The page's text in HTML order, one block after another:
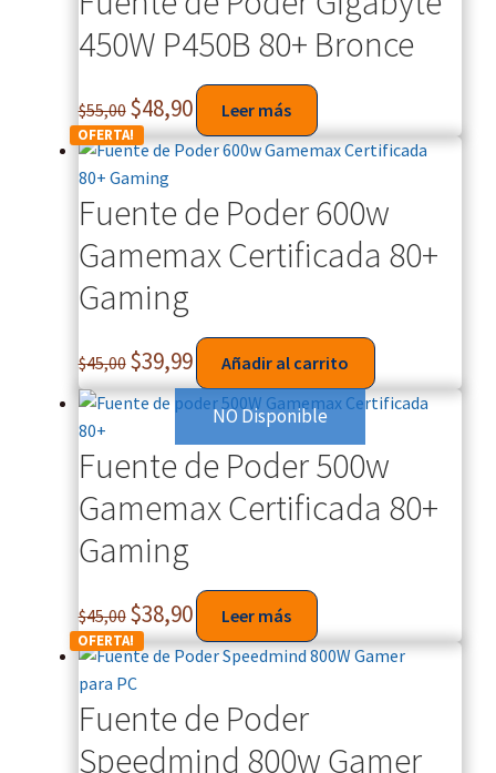
450W P450B 80+ Bronce
$55,00 $48,90 Leer más
OFERTA!
Fuente de Poder 600w
Gamemax Certificada 80+
Gaming
$45,00 $39,99 Añadir al carrito
NO Disponible
Fuente de Poder 500w
Gamemax Certificada 80+
Gaming
$45,00 $38,90 Leer más
OFERTA!
Fuente de Poder
Speedmind 800w Gamer